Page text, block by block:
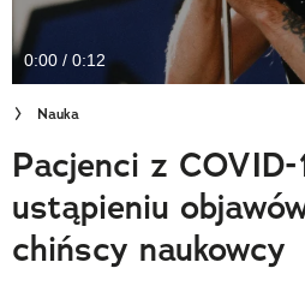
Newsletter
Cuda Polski
Wielki Konkurs Fotograficzny
Trendbook Podróżniczy
Polecane
0:00 / 0:12
Nauka
Pacjenci z
ustąpieniu
chińscy naukowcy